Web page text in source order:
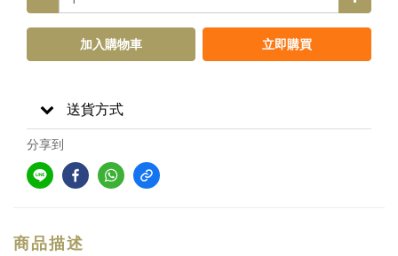
加入購物車 立即購買
送貨方式
分享到
商品描述